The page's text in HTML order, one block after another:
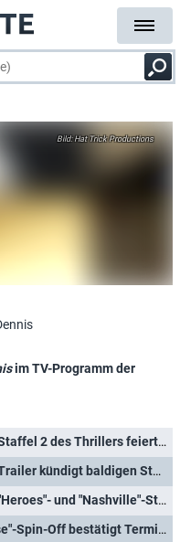
Hat Trick Productions
im TV-Programm der
"The Couple Next Door": Staffel 2 des Thrillers feiert Deutschlandpremiere
"The Couple Next Door": Trailer kündigt baldigen Start der zweiten Staffel an
"The Couple Next Door": "Heroes"- und "Nashville"-Stars mit Hauptrollen in Staffel zwei
Termin und Gastdarsteller für dritte Staffel